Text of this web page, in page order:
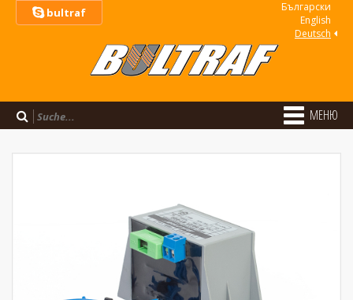
bultraf
Български
Еnglish
Deutsch